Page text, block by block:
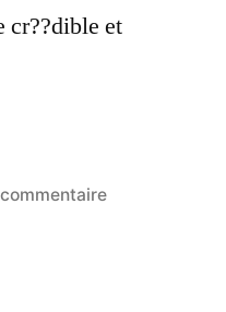
cr??dible et
sur